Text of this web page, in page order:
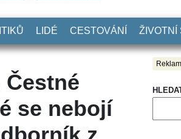
LIDÉ CESTOVÁNÍ ŽIVOTNÍ
se nebojí